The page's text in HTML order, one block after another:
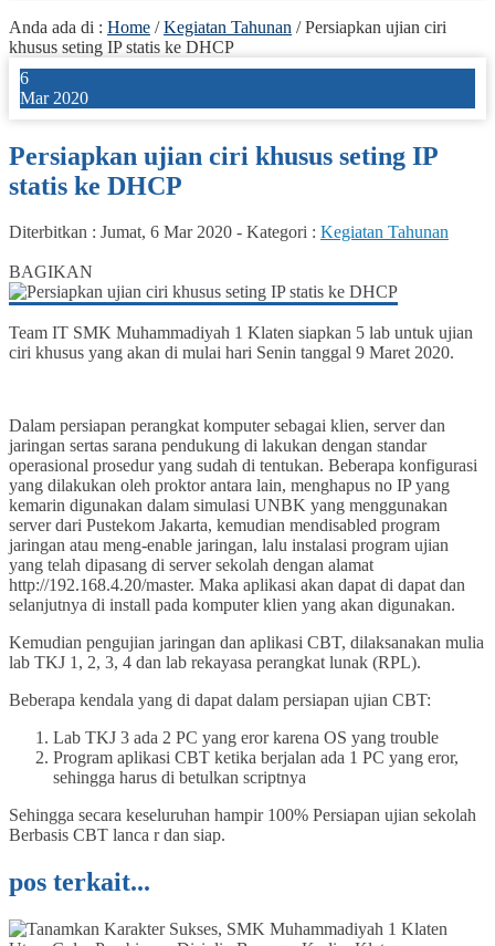
Anda ada di : Home /Kegiatan Tahunan /Persiapkan ujian ciri
khusus seting IP statis ke DHCP
6
Mar 2020
Persiapkan ujian ciri khusus seting IP
statis ke DHCP
Diterbitkan : Jumat, 6 Mar 2020 - Kategori : Kegiatan Tahunan
BAGIKAN
Team IT SMK Muhammadiyah 1 Klaten siapkan 5 lab untuk ujian
ciri khusus yang akan di mulai hari Senin tanggal 9 Maret 2020.
Dalam persiapan perangkat komputer sebagai klien, server dan
jaringan sertas sarana pendukung di lakukan dengan standar
operasional prosedur yang sudah di tentukan. Beberapa konfigurasi
yang dilakukan oleh proktor antara lain, menghapus no IP yang
kemarin digunakan dalam simulasi UNBK yang menggunakan
server dari Pustekom Jakarta, kemudian mendisabled program
jaringan atau meng-enable jaringan, lalu instalasi program ujian
yang telah dipasang di server sekolah dengan alamat
http://192.168.4.20/master. Maka aplikasi akan dapat di dapat dan
selanjutnya di install pada komputer klien yang akan digunakan.
Kemudian pengujian jaringan dan aplikasi CBT, dilaksanakan mulia
lab TKJ 1, 2, 3, 4 dan lab rekayasa perangkat lunak (RPL).
Beberapa kendala yang di dapat dalam persiapan ujian CBT:
Lab TKJ 3 ada 2 PC yang eror karena OS yang trouble
Program aplikasi CBT ketika berjalan ada 1 PC yang eror,
sehingga harus di betulkan scriptnya
Sehingga secara keseluruhan hampir 100% Persiapan ujian sekolah
Berbasis CBT lanca r dan siap.
pos terkait...